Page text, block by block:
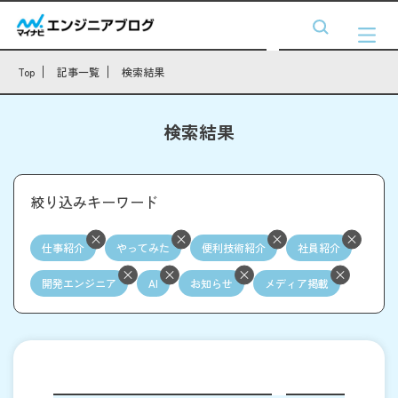
Top 記事一覧 検索結果
検索結果
絞り込みキーワード
仕事紹介 やってみた 便利技術紹介 社員紹介
開発エンジニア AI お知らせ メディア掲載